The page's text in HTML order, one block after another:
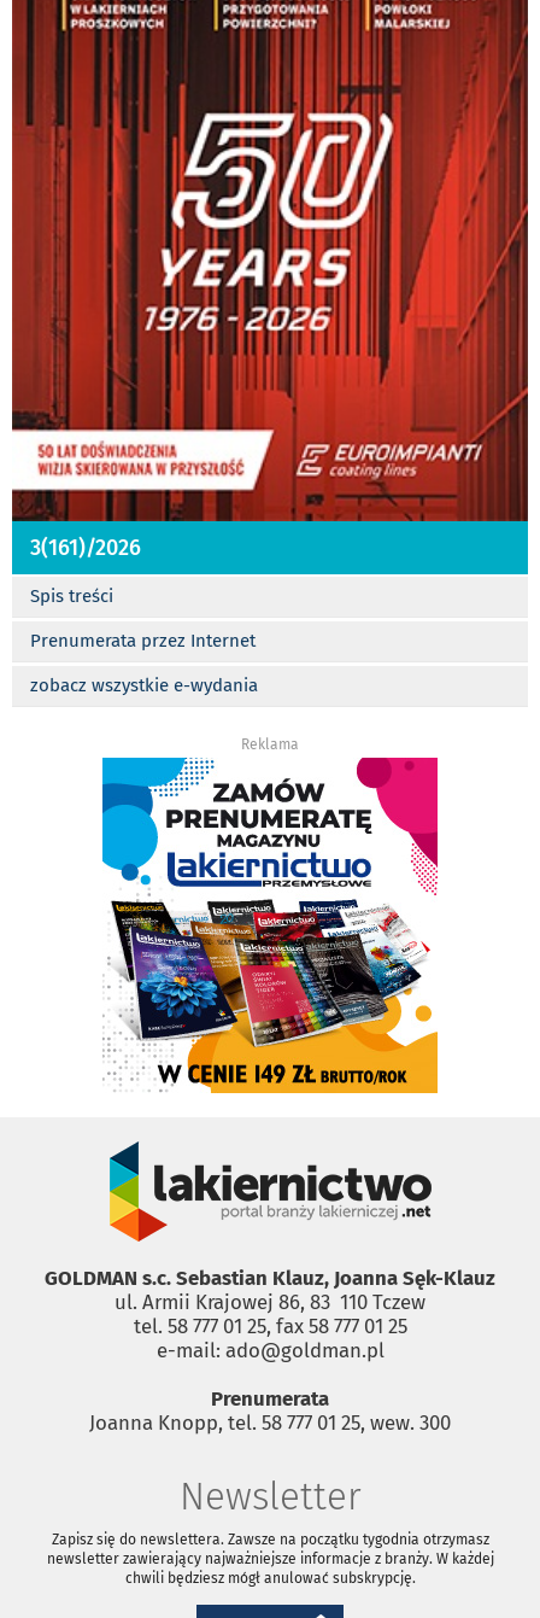
3(161)/2026
Spis treści
Prenumerata przez Internet
zobacz wszystkie e-wydania
Reklama
GOLDMAN s.c. Sebastian Klauz, Joanna Sęk-Klauz
ul. Armii Krajowej 86, 83 ­ 110 Tczew
tel. 58 777 01 25, fax 58 777 01 25
e-mail: ado@goldman.pl
Prenumerata
Joanna Knopp, tel. 58 777 01 25, wew. 300
Newsletter
Zapisz się do newslettera. Zawsze na początku tygodnia otrzymasz
newsletter zawierający najważniejsze informacje z branży. W każdej
chwili będziesz mógł anulować subskrypcję.